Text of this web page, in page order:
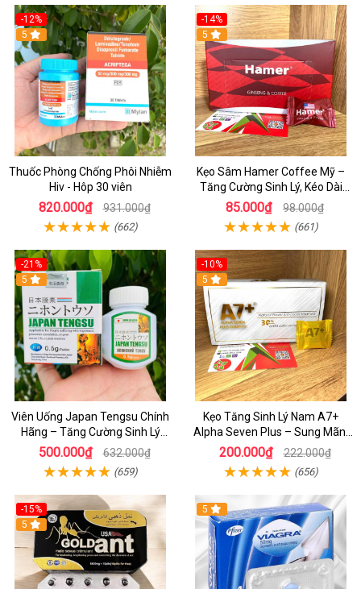
-12%
5
Thuốc Phòng Chống Phôi Nhiễm
Hiv - Hôp 30 viên
820.000₫ 931.000₫
(662)
-14%
5
Kẹo Sâm Hamer Coffee Mỹ –
Tăng Cường Sinh Lý, Kéo Dài
Thời Gian Hiệu Quả
85.000₫ 98.000₫
(661)
-21%
5
Viên Uống Japan Tengsu Chính
Hãng – Tăng Cường Sinh Lý
Nam, Cương Dương Mạnh Mẽ
Hộp 16 Viên
500.000₫ 632.000₫
(659)
-10%
5
Kẹo Tăng Sinh Lý Nam A7+
Alpha Seven Plus – Sung Mãn,
Bền Bỉ, Đỉnh Cao Phong Độ
200.000₫ 222.000₫
(656)
-15%
5
5